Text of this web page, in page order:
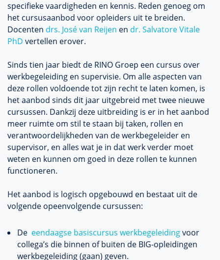
specifieke vaardigheden en kennis. Reden genoeg om
het cursusaanbod voor opleiders uit te breiden.
Docenten drs. José van Reijen en dr. Salvatore Vitale
PhD vertellen erover.
Sinds tien jaar biedt de RINO Groep een cursus over
werkbegeleiding en supervisie. Om alle aspecten van
deze rollen voldoende tot zijn recht te laten komen, is
het aanbod sinds dit jaar uitgebreid met twee nieuwe
cursussen. Dankzij deze uitbreiding is er in het aanbod
meer ruimte om stil te staan bij taken, rollen en
verantwoordelijkheden van de werkbegeleider en
supervisor, en alles wat je in dat werk verder moet
weten en kunnen om goed in deze rollen te kunnen
functioneren.
Het aanbod is logisch opgebouwd en bestaat uit de
volgende opeenvolgende cursussen:
De eendaagse basiscursus werkbegeleidingvoor
collega’s die binnen of buiten de BIG-opleidingen
werkbegeleiding (gaan) geven.